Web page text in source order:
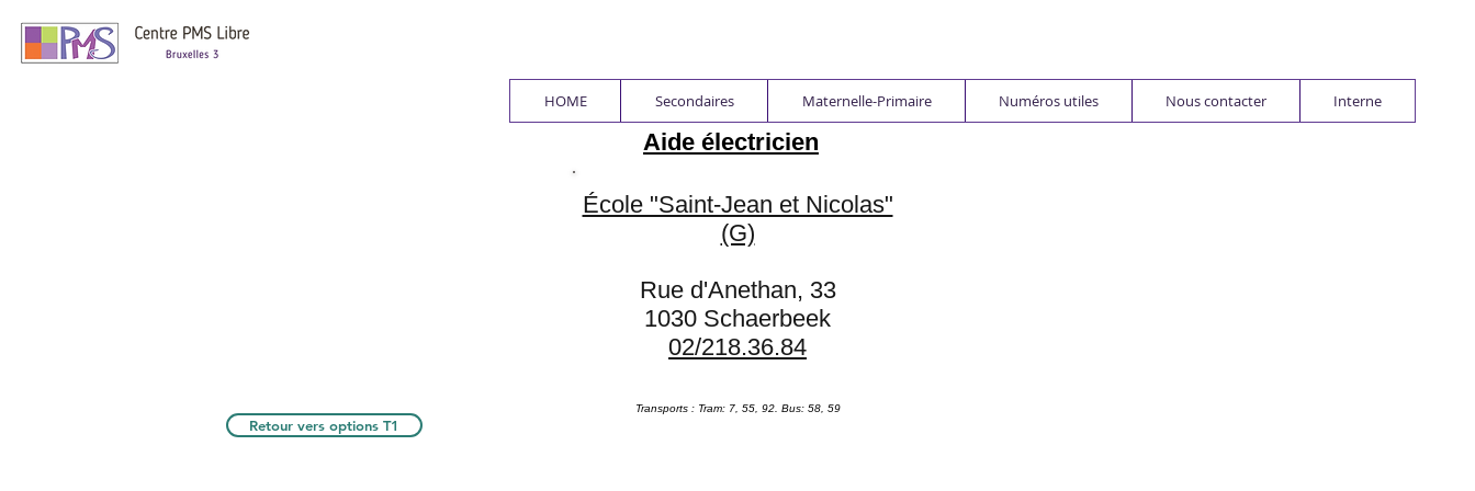
HOME Secondaires Maternelle-Primaire Numéros utiles Nous contacter Interne
Aide électricien
Retour vers options T1
École "Saint-Jean et Nicolas"
(G)
Rue d'Anethan, 33
1030 Schaerbeek
02/218.36.84
Transports : Tram: 7, 55, 92. Bus: 58, 59